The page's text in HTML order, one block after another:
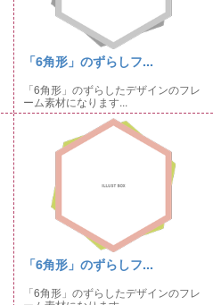
「6角形」のずらしフ...
「6角形」のずらしたデザインのフレ
ーム素材になります...
「6角形」のずらしフ...
「6角形」のずらしたデザインのフレ